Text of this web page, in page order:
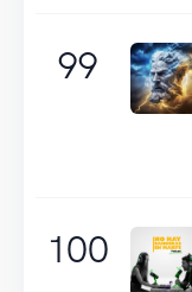
99
100